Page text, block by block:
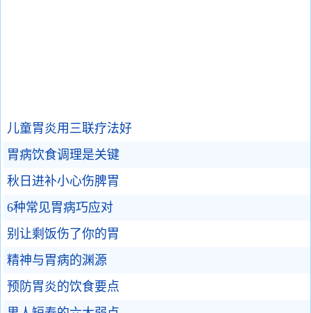
儿童胃炎用三联疗法好
胃病饮食调理是关键
秋日进补小心伤脾胃
6种常见胃病巧应对
别让剩饭伤了你的胃
精神与胃病的渊源
预防胃炎的饮食要点